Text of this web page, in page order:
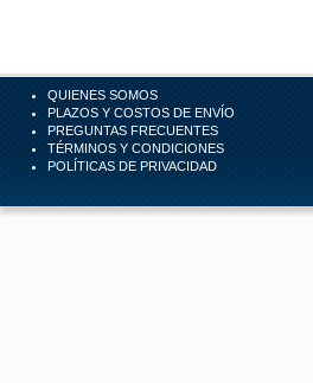
QUIENES SOMOS
PLAZOS Y COSTOS DE ENVÍO
PREGUNTAS FRECUENTES
TÉRMINOS Y CONDICIONES
POLÍTICAS DE PRIVACIDAD